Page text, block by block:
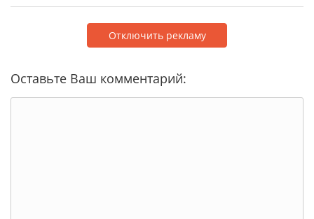
Отключить рекламу
Оставьте Ваш комментарий: